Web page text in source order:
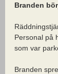
Branden
Personal på
som var
Branden